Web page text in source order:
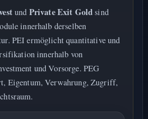
und Private Exit Goldsind
innerhalb derselben
PEI ermöglicht quantitative und
innerhalb von
und Vorsorge. PEG
Eigentum, Verwahrung, Zugriff,